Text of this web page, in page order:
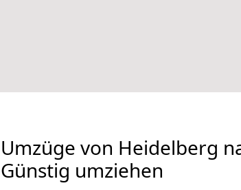
Umzüge von Heidelberg
Günstig umziehen